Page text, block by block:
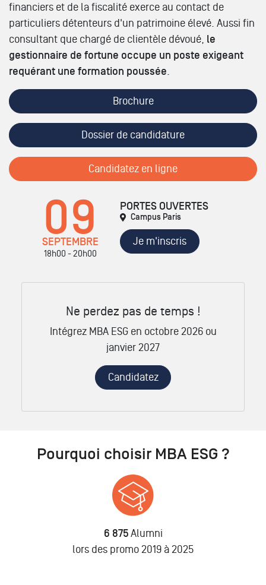
financiers et de la fiscalité exerce au contact de
particuliers détenteurs d'un patrimoine élevé. Aussi fin
consultant que chargé de clientèle dévoué, le
gestionnaire de fortune occupe un poste exigeant
requérant une formation poussée
Brochure
Dossier de candidature
Candidatez en ligne
09
SEPTEMBRE
18h00 - 20h00
PORTES OUVERTES
Campus Paris
Je m'inscris
Ne perdez pas de temps !
Intégrez MBA ESG en octobre 2026 ou
janvier 2027
Candidatez
Pourquoi choisir MBA ESG ?
6 875 Alumni
lors des promo 2019 à 2025